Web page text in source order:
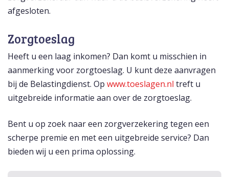
afgesloten.
Zorgtoeslag
Heeft u een laag inkomen? Dan komt u misschien in
aanmerking voor zorgtoeslag. U kunt deze aanvragen
bij de Belastingdienst. Op www.toeslagen.nl treft u
uitgebreide informatie aan over de zorgtoeslag.
Bent u op zoek naar een zorgverzekering tegen een
scherpe premie en met een uitgebreide service? Dan
bieden wij u een prima oplossing.